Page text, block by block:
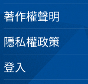
著作權聲明
隱私權政策
登入